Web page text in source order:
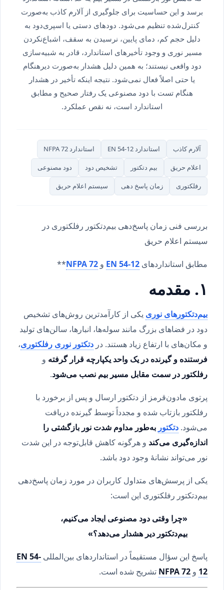
برسد و این حساسیت برای جلوگیری از آلارم کاذب به‌صورت
کنترل‌شده تنظیم می‌شود. دودهای دستی یا اسپری‌دود به
دلیل حجم کم، دمای پایین، نرسیدن به سقف، اشباع‌نکردن
مسیر نوری و وجود تأخیرهای استاندارد، قادر به شبیه‌سازی
دود واقعی نیستند؛ به همین دلیل هشدار به‌صورت دیرهنگام
یا حتی اصلاً فعال نمی‌شود. نتیجه اینکه تأخیر در هشدار
هنگام تست با دود مصنوعی یک رفتار صحیح و مطابق
استاندارد است، نه نقص عملکرد.
آلارم کاذب استاندارد EN 54-12 استاندارد NFPA 72
اعلام حریق بیم دتکتور تشخیص دود دود مصنوعی
رفلکتوری زمان پاسخ دهی سیستم اعلام حریق
بررسی فنی زمان پاسخ‌دهی بیم‌دتکتور رفلکتوری در
سیستم اعلام حریق
مطابق استانداردهایEN 54-12وNFPA 72
**
۱. مقدمه
بیم‌دتکتورهای نورییکی از کارآمدترین روش‌های تشخیص
دود در فضاهای بزرگ مانند سوله‌ها، انبارها، سالن‌های تولید
و مکان‌های با ارتفاع زیاد هستند. در دتکتور نوری رفلکتوری،
فرستنده و گیرنده در یک واحد یکپارچه قرار گرفتهو
رفلکتور در سمت مقابل مسیر بیم نصب می‌شود.
پرتوی مادون‌قرمز از دتکتور ارسال و پس از برخورد با
رفلکتور بازتاب شده و مجدداً توسط گیرنده دریافت
می‌شود.دتکتوربه‌طور مداوم شدت نور بازگشتی را
اندازه‌گیری می‌کندو هرگونه کاهش قابل‌توجه در این شدت
نور می‌تواند نشانهٔ وجود دود باشد.
یکی از پرسش‌های متداول کاربران در مورد زمان پاسخ‌دهی
بیم‌دتکتور رفلکتوری این است:
«چرا وقتی دود مصنوعی ایجاد می‌کنیم،
بیم‌دتکتور دیر هشدار می‌دهد؟»
پاسخ این سؤال مستقیماً در استانداردهای بین‌المللی EN 54-
12وNFPA 72تشریح شده است.